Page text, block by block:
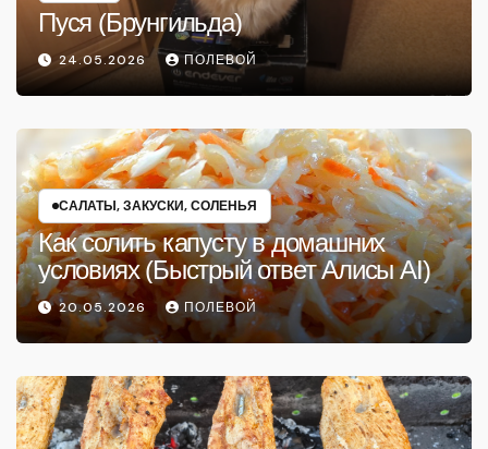
Пуся (Брунгильда)
24.05.2026 ПОЛЕВОЙ
САЛАТЫ, ЗАКУСКИ, СОЛЕНЬЯ
Как солить капусту в домашних
условиях (Быстрый ответ Алисы AI)
20.05.2026 ПОЛЕВОЙ